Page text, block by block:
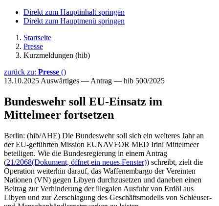
Direkt zum Hauptinhalt springen
Direkt zum Hauptmenü springen
Startseite
Presse
Kurzmeldungen (hib)
zurück zu: Presse ()
13.10.2025 Auswärtiges — Antrag — hib 500/2025
Bundeswehr soll EU-Einsatz im
Mittelmeer fortsetzen
Berlin: (hib/AHE) Die Bundeswehr soll sich ein weiteres Jahr an
der EU-geführten Mission EUNAVFOR MED Irini Mittelmeer
beteiligen. Wie die Bundesregierung in einem Antrag
(21/2068(Dokument, öffnet ein neues Fenster)) schreibt, zielt die
Operation weiterhin darauf, das Waffenembargo der Vereinten
Nationen (VN) gegen Libyen durchzusetzen und daneben einen
Beitrag zur Verhinderung der illegalen Ausfuhr von Erdöl aus
Libyen und zur Zerschlagung des Geschäftsmodells von Schleuser-